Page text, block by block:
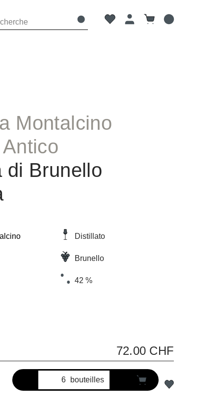
Montalcino
di Brunello
Distillato
Brunello
42 %
72.00 CHF
bouteilles